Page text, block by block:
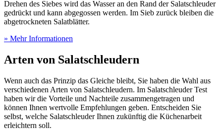
Drehen des Siebes wird das Wasser an den Rand der Salatschleuder
gedrückt und kann abgegossen werden. Im Sieb zurück bleiben die
abgetrockneten Salatblätter.
» Mehr Informationen
Arten von Salatschleudern
Wenn auch das Prinzip das Gleiche bleibt, Sie haben die Wahl aus
verschiedenen Arten von Salatschleudern. Im Salatschleuder Test
haben wir die Vorteile und Nachteile zusammengetragen und
können Ihnen wertvolle Empfehlungen geben. Entscheiden Sie
selbst, welche Salatschleuder Ihnen zukünftig die Küchenarbeit
erleichtern soll.